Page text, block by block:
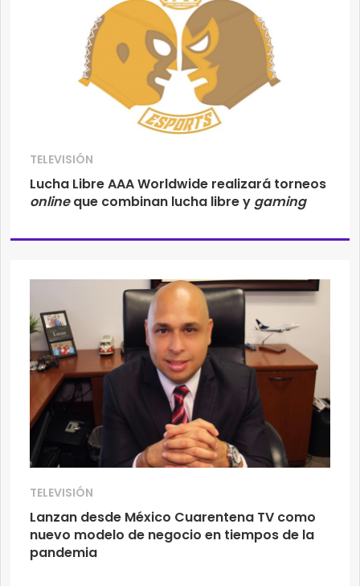
TELEVISIÓN
Lucha Libre AAA Worldwide realizará torneos
onlineque combinan lucha libre y gaming
TELEVISIÓN
Lanzan desde México Cuarentena TV como
nuevo modelo de negocio en tiempos de la
pandemia